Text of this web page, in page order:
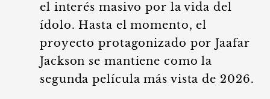
el interés masivo por la vida del
ídolo. Hasta el momento, el
proyecto protagonizado por Jaafar
Jackson se mantiene como la
segunda película más vista de 2026.